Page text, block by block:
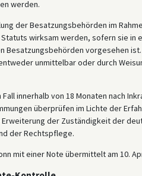
werden.
der Besatzungsbehörden im
wirksam werden, sofern sie
Besatzungsbehörden vorgesehen
unmittelbar oder durch
Fall innerhalb von 18 Monaten nach
überprüfen im Lichte der
Erweiterung der Zuständigkeit der
der Rechtspflege.
mit einer Note übermittelt am 10.